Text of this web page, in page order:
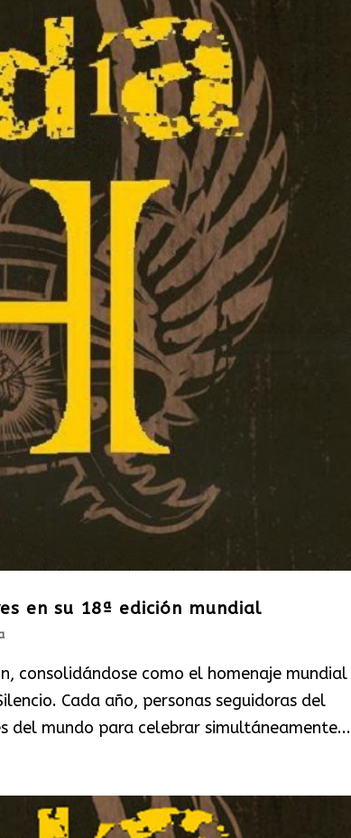
en su 18ª edición mundial
consolidándose como el homenaje mundial
Cada año, personas seguidoras del
del mundo para celebrar simultáneamente...